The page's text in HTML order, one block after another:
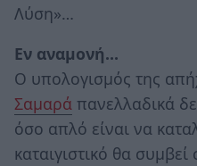
Λύση»…
Εν αναμονή…
Ο υπολογισμός της
Σαμαρά πανελλαδικά
όσο απλό είναι να
καταιγιστικό θα